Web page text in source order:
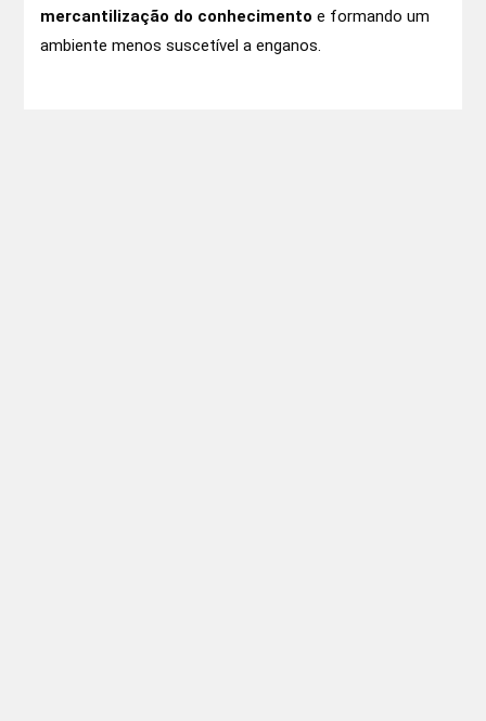
mercantilização do conhecimento e formando um
ambiente menos suscetível a enganos.